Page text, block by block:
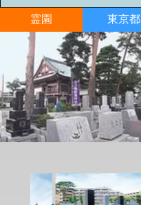
霊園 東京都